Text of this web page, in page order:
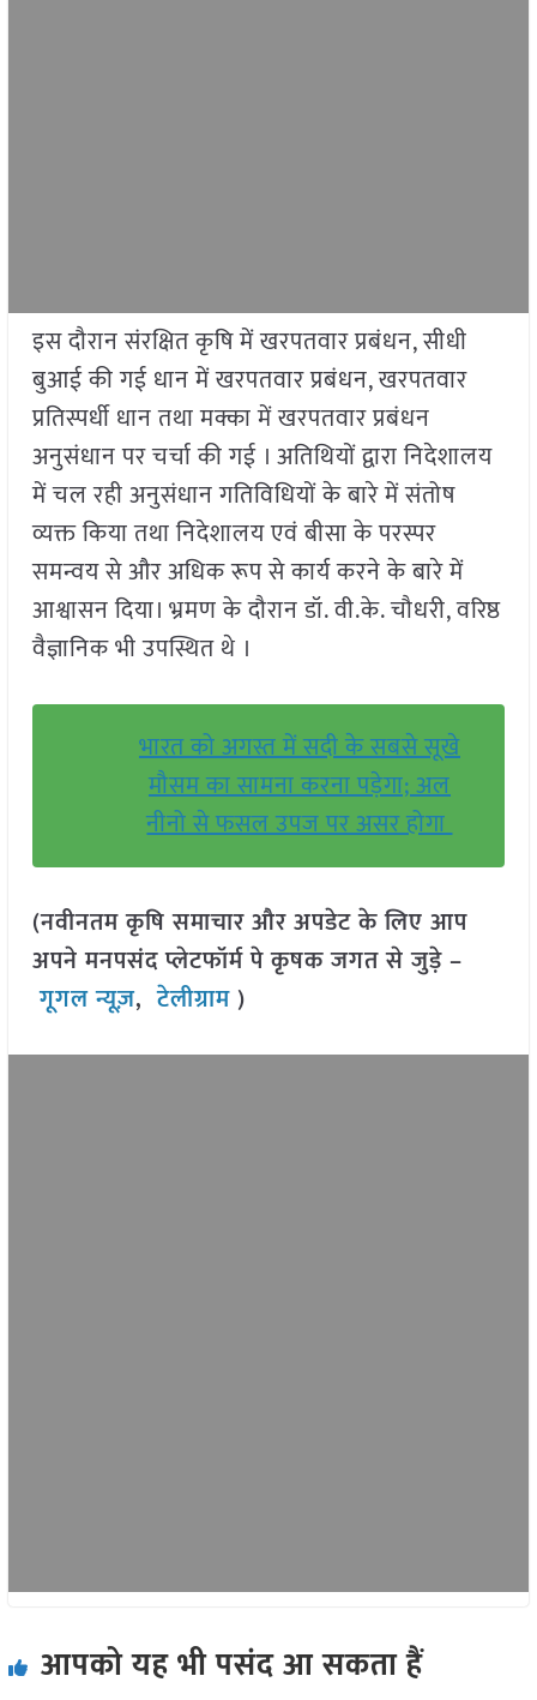
इस दौरान संरक्षित कृषि में खरपतवार प्रबंधन, सीधी
बुआई की गई धान में खरपतवार प्रबंधन, खरपतवार
प्रतिस्पर्धी धान तथा मक्का में खरपतवार प्रबंधन
अनुसंधान पर चर्चा की गई । अतिथियों द्वारा निदेशालय
में चल रही अनुसंधान गतिविधियों के बारे में संतोष
व्यक्त किया तथा निदेशालय एवं बीसा के परस्पर
समन्वय से और अधिक रूप से कार्य करने के बारे में
आश्वासन दिया। भ्रमण के दौरान डॉ. वी.के. चौधरी, वरिष्ठ
वैज्ञानिक भी उपस्थित थे ।
भारत को अगस्त में सदी के सबसे सूखे
मौसम का सामना करना पड़ेगा; अल
नीनो से फसल उपज पर असर होगा
(नवीनतम कृषि समाचार और अपडेट के लिए आप
अपने मनपसंद प्लेटफॉर्म पे कृषक जगत से जुड़े –
गूगल न्यूज़,टेलीग्राम )
आपको यह भी पसंद आ सकता हैं